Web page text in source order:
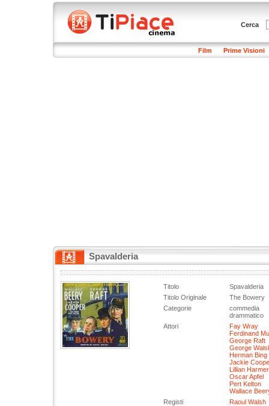
Cerca
Film Prime Visioni
Spavalderia
Titolo
Spavalderia
Titolo Originale
The Bowery
Categorie
commedia
drammatico
Attori
Fay Wray
Ferdinand
George Raft
George
Herman Bing
Jackie
Lillian Harmer
Oscar Apfel
Pert Kelton
Wallace
Registi
Raoul Walsh